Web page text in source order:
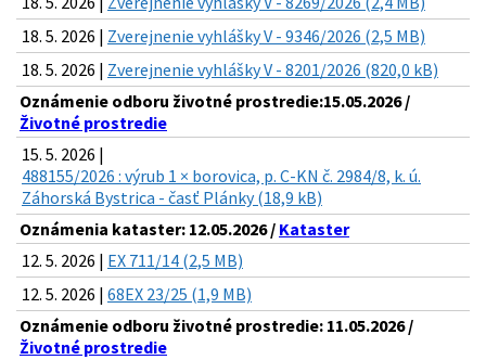
18. 5. 2026 | Zverejnenie vyhlášky V - 9346/2026 (2,5 MB)
18. 5. 2026 | Zverejnenie vyhlášky V - 8201/2026 (820,0 kB)
Oznámenie odboru životné prostredie:15.05.2026 /
Životné prostredie
15. 5. 2026 |
488155/2026 : výrub 1 × borovica, p. C-KN č. 2984/8, k. ú.
Záhorská Bystrica - časť Plánky (18,9 kB)
Oznámenia kataster: 12.05.2026 / Kataster
12. 5. 2026 | EX 711/14 (2,5 MB)
12. 5. 2026 | 68EX 23/25 (1,9 MB)
Oznámenie odboru životné prostredie: 11.05.2026 /
Životné prostredie